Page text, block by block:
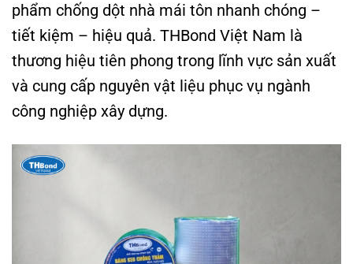
phẩm chống dột nhà mái tôn nhanh chóng –
tiết kiệm – hiệu quả. THBond Việt Nam là
thương hiệu tiên phong trong lĩnh vực sản xuất
và cung cấp nguyên vật liệu phục vụ ngành
công nghiệp xây dựng.